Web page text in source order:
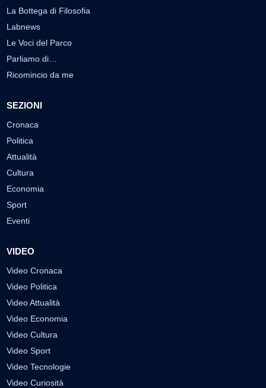
La Bottega di Filosofia
Labnews
Le Voci del Parco
Parliamo di…
Ricomincio da me
SEZIONI
Cronaca
Politica
Attualità
Cultura
Economia
Sport
Eventi
VIDEO
Video Cronaca
Video Politica
Video Attualità
Video Economia
Video Cultura
Video Sport
Video Tecnologie
Video Curiosità